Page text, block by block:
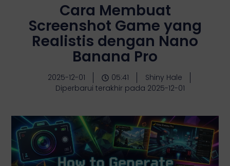
Cara Membuat
Screenshot Game yang
Realistis dengan Nano
Banana Pro
2025-12-01 05:41
Shiny Hale
Diperbarui terakhir pada 2025-12-01